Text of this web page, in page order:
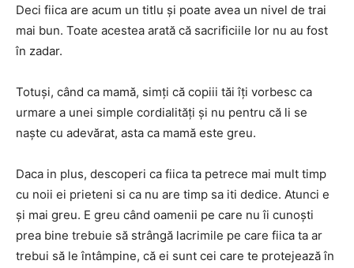
Deci fiica are acum un titlu și poate avea un nivel de trai
mai bun. Toate acestea arată că sacrificiile lor nu au fost
în zadar.
Totuși, când ca mamă, simți că copiii tăi îți vorbesc ca
urmare a unei simple cordialități și nu pentru că li se
naște cu adevărat, asta ca mamă este greu.
Daca in plus, descoperi ca fiica ta petrece mai mult timp
cu noii ei prieteni si ca nu are timp sa iti dedice. Atunci e
și mai greu. E greu când oamenii pe care nu îi cunoști
prea bine trebuie să strângă lacrimile pe care fiica ta ar
trebui să le întâmpine, că ei sunt cei care te protejează în